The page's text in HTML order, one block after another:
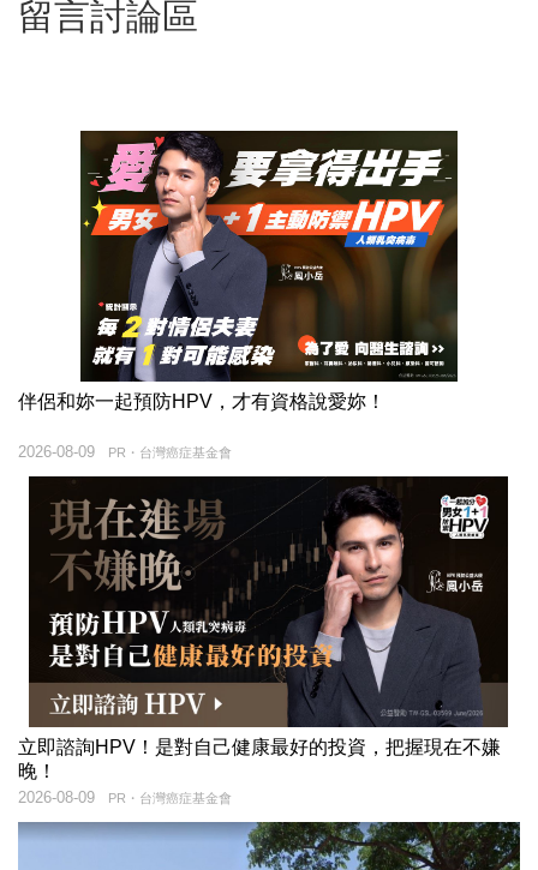
留言討論區
伴侶和妳一起預防HPV，才有資格說愛妳！
PR・台灣癌症基金會
2026-08-09
立即諮詢HPV！是對自己健康最好的投資，把握現在不嫌
晚！
PR・台灣癌症基金會
2026-08-09